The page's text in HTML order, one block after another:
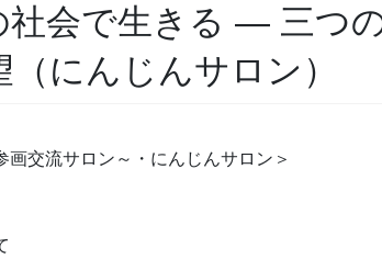
社会で生きる ― 三つ
にんじんサロン）
画交流サロン～・にんじんサロン＞